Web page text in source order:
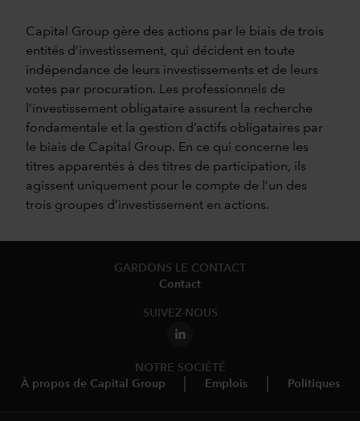
Capital Group gère des actions par le biais de trois
entités d’investissement, qui décident en toute
indépendance de leurs investissements et de leurs
votes par procuration. Les professionnels de
l’investissement obligataire assurent la recherche
fondamentale et la gestion d’actifs obligataires par
le biais de Capital Group. En ce qui concerne les
titres apparentés à des titres de participation, ils
agissent uniquement pour le compte de l’un des
trois groupes d’investissement en actions.
GARDONS LE CONTACT
Contact
SUIVEZ-NOUS
NOTRE SOCIÉTÉ
À propos de Capital Group
Emplois Politiques